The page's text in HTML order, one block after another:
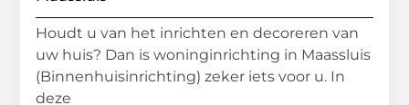
Houdt u van het inrichten en decoreren van
uw huis? Dan is woninginrichting in Maassluis
(Binnenhuisinrichting) zeker iets voor u. In
deze